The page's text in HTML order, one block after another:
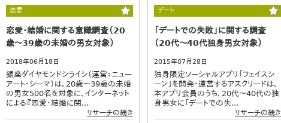
恋愛
恋愛・結婚に関する意識調査（20
歳～39歳の未婚の男女対象）
2018年06月18日
銀座ダイヤモンドシライシ（運営：ニュー
アート・シーマ）は、20歳～39歳の未婚
の男女500名を対象に、インターネット
による『恋愛・結婚に関...
リサーチの続き
デート
「デートでの失敗」に関する調査
（20代～40代独身男女対象）
2015年07月28日
独身限定ソーシャルアプリ「フェイスシ
ーン」を開発・運営するアスクリードは、
本アプリ会員のうち、20代～40代の独
身男女に「デートでの失...
リサーチの続き